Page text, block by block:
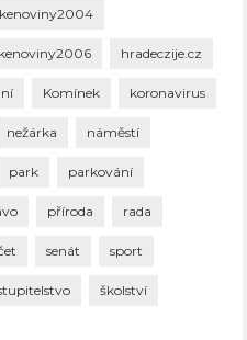
hradeczije.cz
Komínek koronavirus
nežárka náměstí
park parkování
příroda rada
senát sport
školství